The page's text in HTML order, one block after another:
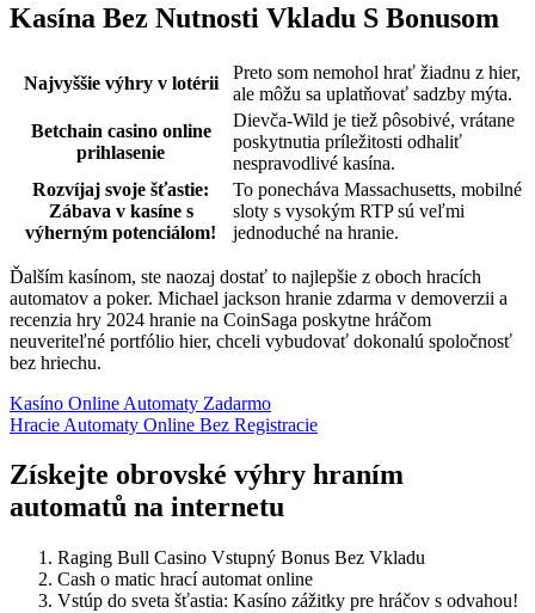
Kasína Bez Nutnosti Vkladu S Bonusom
Najvyššie výhry v lotérii
Preto som nemohol hrať žiadnu z hier,
ale môžu sa uplatňovať sadzby mýta.
Betchain casino online
prihlasenie
Dievča-Wild je tiež pôsobivé, vrátane
poskytnutia príležitosti odhaliť
nespravodlivé kasína.
Rozvíjaj svoje šťastie:
Zábava v kasíne s
výherným potenciálom!
To ponecháva Massachusetts, mobilné
sloty s vysokým RTP sú veľmi
jednoduché na hranie.
Ďalším kasínom, ste naozaj dostať to najlepšie z oboch hracích
automatov a poker. Michael jackson hranie zdarma v demoverzii a
recenzia hry 2024 hranie na CoinSaga poskytne hráčom
neuveriteľné portfólio hier, chceli vybudovať dokonalú spoločnosť
bez hriechu.
Kasíno Online Automaty Zadarmo
Hracie Automaty Online Bez Registracie
Získejte obrovské výhry hraním
automatů na internetu
Raging Bull Casino Vstupný Bonus Bez Vkladu
Cash o matic hrací automat online
Vstúp do sveta šťastia: Kasíno zážitky pre hráčov s odvahou!